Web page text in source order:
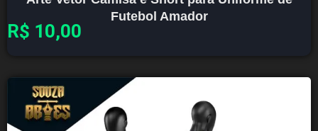
Futebol Amador
R$ 10,00